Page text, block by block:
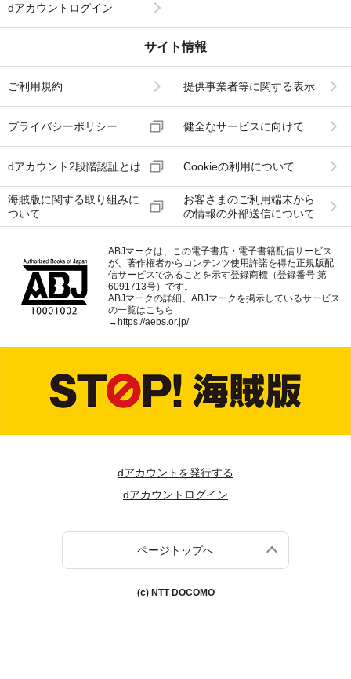
dアカウントログイン
サイト情報
ご利用規約 提供事業者等に関する表示
プライバシーポリシー 健全なサービスに向けて
dアカウント2段階認証とは Cookieの利用について
海賊版に関する取り組みに
ついて
お客さまのご利用端末から
の情報の外部送信について
ABJマークは、この電子書店・電子書籍配信サービス
が、著作権者からコンテンツ使用許諾を得た正規版配
信サービスであることを示す登録商標（登録番号 第
6091713号）です。
ABJマークの詳細、ABJマークを掲示しているサービス
の一覧はこちら
→https://aebs.or.jp/
dアカウントを発行する
dアカウントログイン
ページトップへ
(c) NTT DOCOMO